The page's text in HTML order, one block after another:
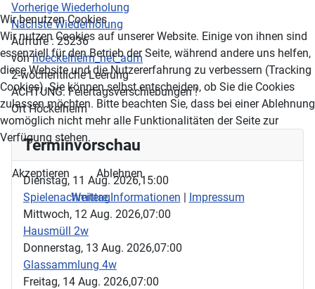
Vorherige Wiederholung
Nächste Wiederholung
Aufrufe: 25236
vonhoeckelheim_net_adm
2-wöchentliche Leerung
ACHTUNG: Feiertagsverschiebungen !
OrtHöckelheim
Terminvorschau
Dienstag, 11 Aug. 2026,15:00
Spielenachmittag
Mittwoch, 12 Aug. 2026,07:00
Hausmüll 2w
Donnerstag, 13 Aug. 2026,07:00
Glassammlung 4w
Freitag, 14 Aug. 2026,07:00
Wir benutzen Cookies
Wir nutzen Cookies auf unserer Website. Einige von ihnen sind
essenziell für den Betrieb der Seite, während andere uns helfen,
diese Website und die Nutzererfahrung zu verbessern (Tracking
Cookies). Sie können selbst entscheiden, ob Sie die Cookies
zulassen möchten. Bitte beachten Sie, dass bei einer Ablehnung
womöglich nicht mehr alle Funktionalitäten der Seite zur
Verfügung stehen.
Akzeptieren
Ablehnen
Weitere Informationen | Impressum